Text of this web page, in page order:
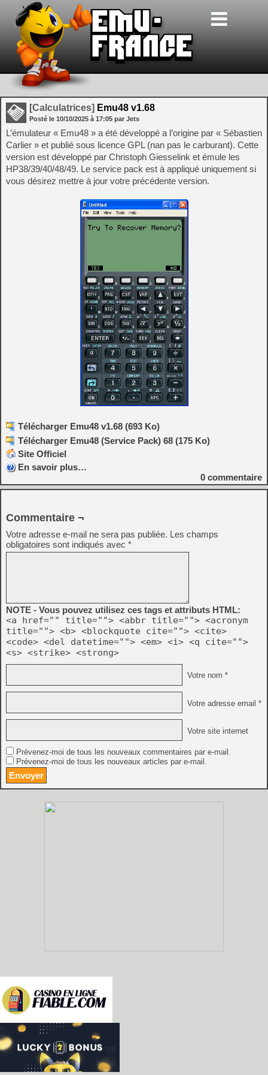
[Calculatrices] Emu48 v1.68
Posté le 10/10/2025 à 17:05 par Jets
L’émulateur « Emu48 » a été développé a l’origine par « Sébastien
Carlier » et publié sous licence GPL (nan pas le carburant). Cette
version est développé par Christoph Giesselink et émule les
HP38/39/40/48/49. Le service pack est à appliqué uniquement si
vous désirez mettre à jour votre précédente version.
Télécharger Emu48 v1.68 (693 Ko)
Télécharger Emu48 (Service Pack) 68 (175 Ko)
Site Officiel
En savoir plus…
0 commentaire
Commentaire ¬
Votre adresse e-mail ne sera pas publiée. Les champs
obligatoires sont indiqués avec *
NOTE - Vous pouvez utilisez ces tags et attributs HTML:
<a href="" title=""> <abbr title=""> <acronym
title=""> <b> <blockquote cite=""> <cite>
<code> <del datetime=""> <em> <i> <q cite="">
<s> <strike> <strong>
Votre nom *
Votre adresse email *
Votre site internet
Prévenez-moi de tous les nouveaux commentaires par e-mail.
Prévenez-moi de tous les nouveaux articles par e-mail.